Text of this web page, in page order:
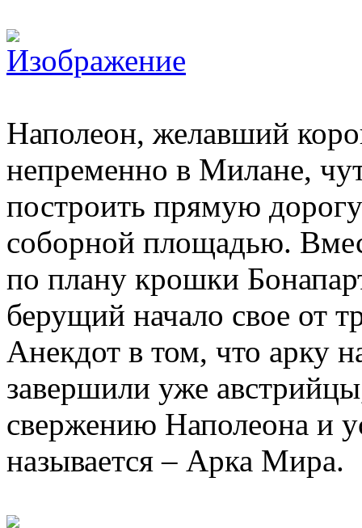
Наполеон, желавший
непременно в Милане,
построить прямую
соборной площадью.
по плану крошки
берущий начало свое от
Анекдот в том, что арку
завершили уже
свержению Наполеона и
называется – Арка Мира.